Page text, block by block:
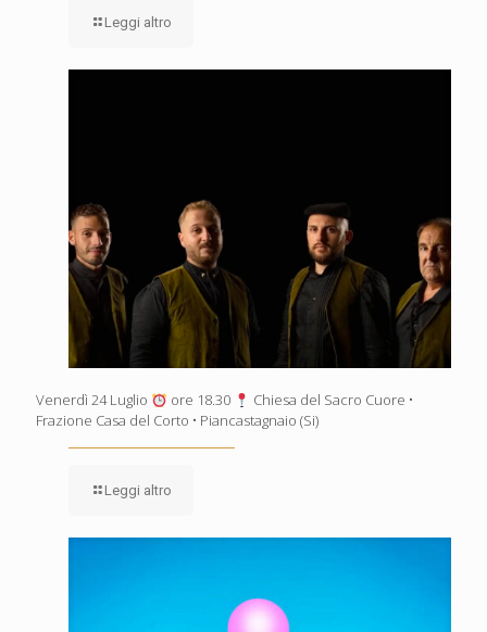
Leggi altro
Venerdì 24 Luglio ore 18.30
Chiesa del Sacro Cuore •
Frazione Casa del Corto • Piancastagnaio (Si)
Leggi altro